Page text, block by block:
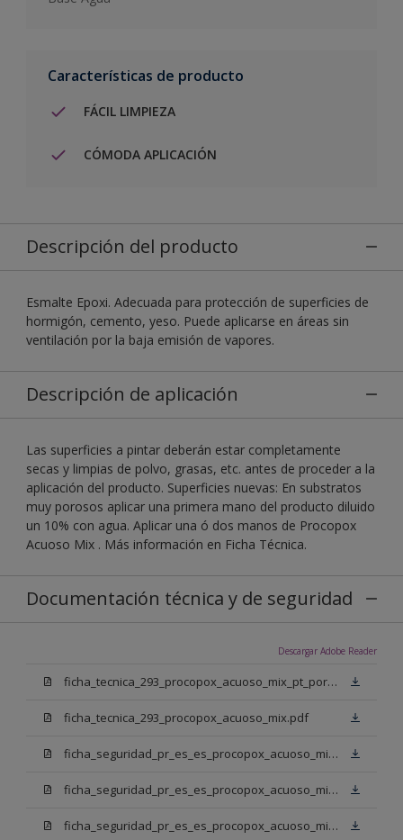
Características de producto
FÁCIL LIMPIEZA
CÓMODA APLICACIÓN
Descripción del producto
Esmalte Epoxi. Adecuada para protección de superficies de
hormigón, cemento, yeso. Puede aplicarse en áreas sin
ventilación por la baja emisión de vapores.
Descripción de aplicación
Las superficies a pintar deberán estar completamente
secas y limpias de polvo, grasas, etc. antes de proceder a la
aplicación del producto. Superficies nuevas: En substratos
muy porosos aplicar una primera mano del producto diluido
un 10% con agua. Aplicar una ó dos manos de Procopox
Acuoso Mix . Más información en Ficha Técnica.
Documentación técnica y de seguridad
Descargar Adobe Reader
ficha_tecnica_293_procopox_acuoso_mix_pt_portugal.pdf
ficha_tecnica_293_procopox_acuoso_mix.pdf
ficha_seguridad_pr_es_es_procopox_acuoso_mix_bb.pdf
ficha_seguridad_pr_es_es_procopox_acuoso_mix_bm.pdf
ficha_seguridad_pr_es_es_procopox_acuoso_mix_bn.pdf